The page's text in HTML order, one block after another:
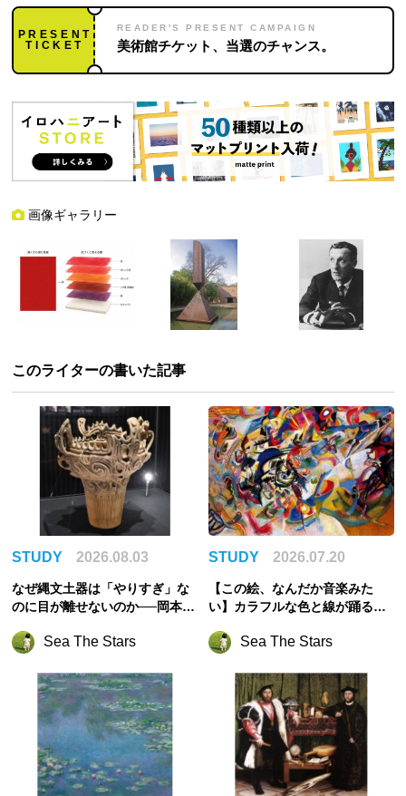
PRESENT
TICKET
READER'S PRESENT CAMPAIGN
美術館チケット、当選のチャンス。
画像ギャラリー
このライターの書いた記事
STUDY 2026.08.03
なぜ縄文土器は「やりすぎ」な
のに目が離せないのか──岡本太
脱
Sea The Stars
STUDY 2026.07.20
【この絵、なんだか音楽みた
い】カラフルな色と線が踊るカ
Sea The Stars